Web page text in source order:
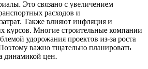
Это связано с увеличением
расходов и
Также влияют инфляция и
курсов. Многие строительные компании
удорожания проектов из-за роста
важно тщательно планировать
динамикой цен.